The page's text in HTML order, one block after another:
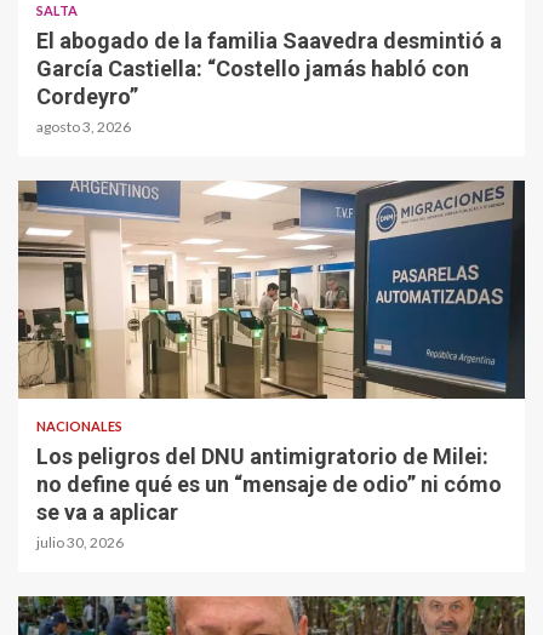
SALTA
El abogado de la familia Saavedra desmintió a
García Castiella: “Costello jamás habló con
Cordeyro”
agosto 3, 2026
NACIONALES
Los peligros del DNU antimigratorio de Milei:
no define qué es un “mensaje de odio” ni cómo
se va a aplicar
julio 30, 2026